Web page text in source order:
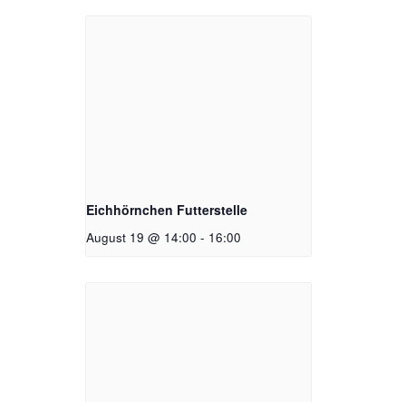
Eichhörnchen Futterstelle
August 19 @ 14:00 - 16:00